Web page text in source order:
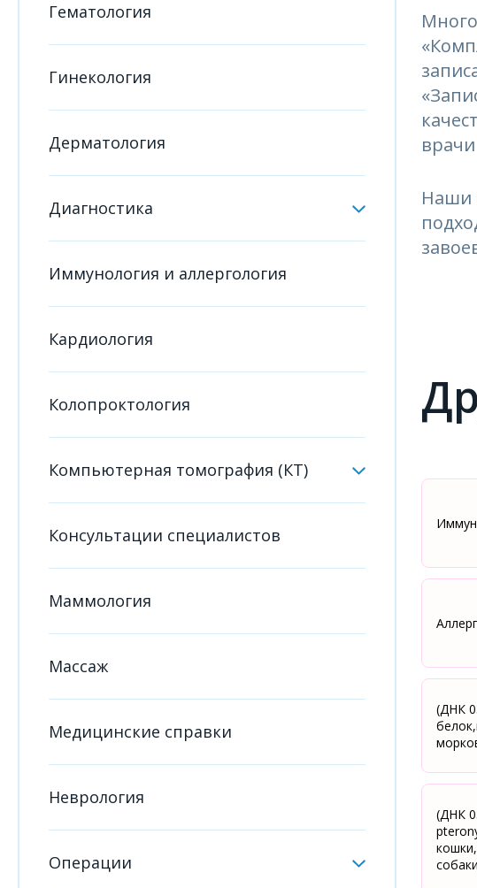
Гематология
Гинекология
Дерматология
Диагностика
Иммунология и аллергология
Кардиология
Колопроктология
Компьютерная томография (КТ)
Консультации специалистов
Маммология
Массаж
Медицинские справки
Неврология
Операции
Наши
(ДНК
(ДНК